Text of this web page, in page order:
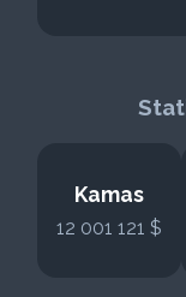
Kamas
12 001 121 $